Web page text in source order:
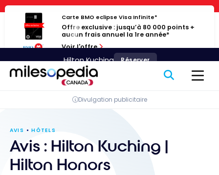
Panneau de gestion des cookies
Passer
contenu
Carte BMO eclipse Visa Infinite*
Offre exclusive : jusqu’à 80 000 points +
aucun frais annuel la 1re année*
Voir l'offre
Divulgation publicitaire
AVIS HÔTELS
Avis : Hilton Kuching |
Hilton Honors
Hilton Kuching Réserver